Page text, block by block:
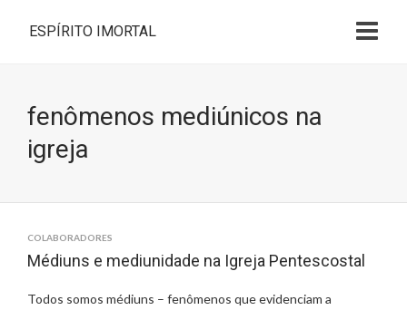
ESPÍRITO IMORTAL
fenômenos mediúnicos na
igreja
COLABORADORES
Médiuns e mediunidade na Igreja Pentescostal
Todos somos médiuns – fenômenos que evidenciam a